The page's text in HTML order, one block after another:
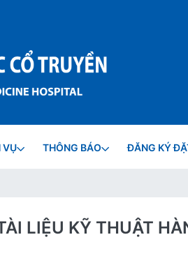
VỤ THÔNG BÁO ĐĂNG KÝ
LIỆU KỸ THUẬT